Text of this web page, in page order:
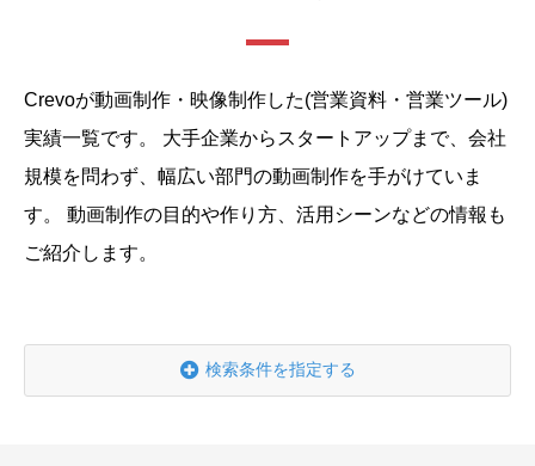
料金
お客様の声
お役立ち情報
Crevoが動画制作・映像制作した(営業資料・営業ツール)
実績⼀覧です。
大手企業からスタートアップまで、会社
規模を問わず、幅広い部門の動画制作を手がけていま
す。
動画制作の目的や作り方、活用シーンなどの情報も
ご紹介します。
検索条件を指定する